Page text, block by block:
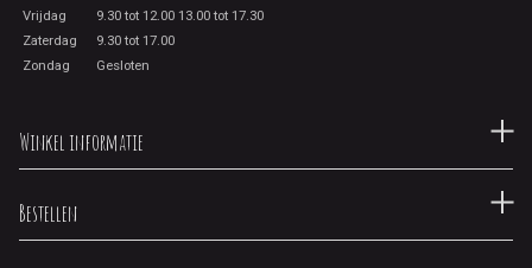
Vrijdag
9.30 tot 12.00 13.00 tot 17.30
Zaterdag
9.30 tot 17.00
Zondag
Gesloten
Winkel informatie
Bestellen